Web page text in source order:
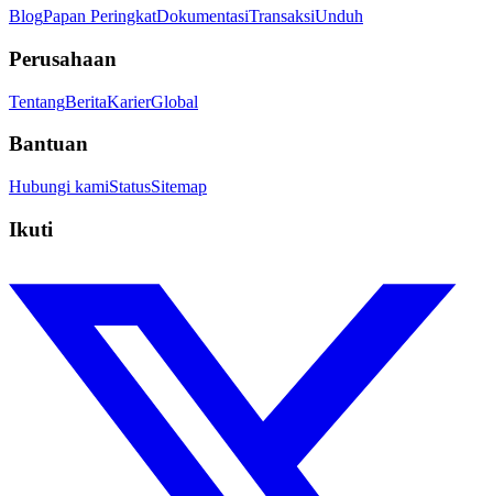
BlogPapan PeringkatDokumentasiTransaksiUnduh
Perusahaan
TentangBeritaKarierGlobal
Bantuan
Hubungi kamiStatusSitemap
Ikuti